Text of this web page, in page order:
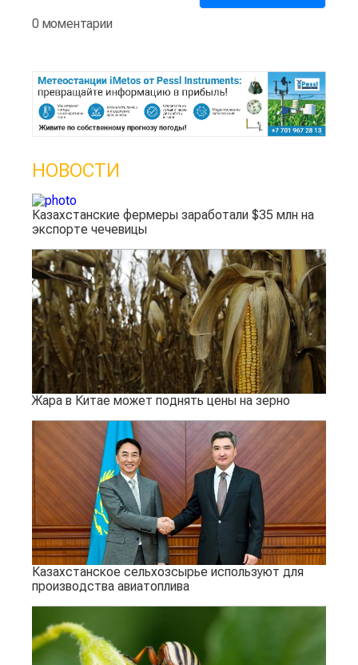
0 моментарии
НОВОСТИ
Казахстанские фермеры заработали $35 млн на
экспорте чечевицы
Жара в Китае может поднять цены на зерно
Казахстанское сельхозсырье используют для
производства авиатоплива